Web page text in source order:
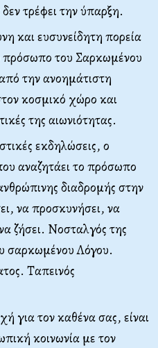
τρέφει την ύπαρξη.
και ευσυνείδητη πορεία
πρόσωπο του Σαρκωμένου
την ανοημάτιστη
κοσμικό χώρο και
της αιωνιότητας.
εκδηλώσεις, ο
αναζητάει το πρόσωπο
διαδρομής στην
να προσκυνήσει, να
ζήσει. Νοσταλγός της
σαρκωμένου Λόγου.
Ταπεινός
για τον καθένα σας, είναι
κοινωνία με τον